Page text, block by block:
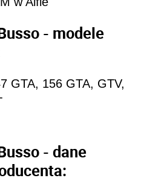
- modele
GTA, 156 GTA, GTV,
- dane